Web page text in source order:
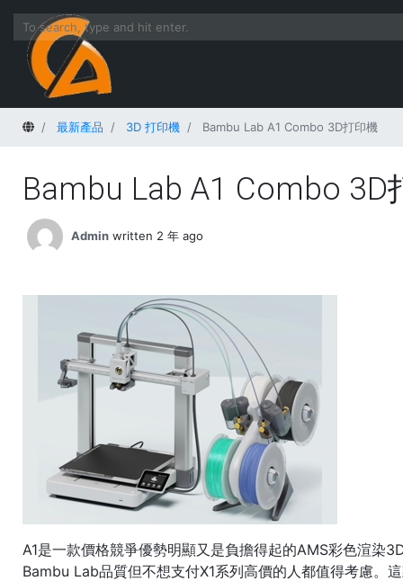
Home最新產品 3D 打印機 Bambu Lab A1 Combo 3D打印機
Bambu Lab A1 Combo 3D
Admin written 2 年 ago
A1是一款價格競爭優勢明顯又是負擔得起的AMS彩色渲染
Bambu Lab品質但不想支付X1系列高價的人都值得考慮。